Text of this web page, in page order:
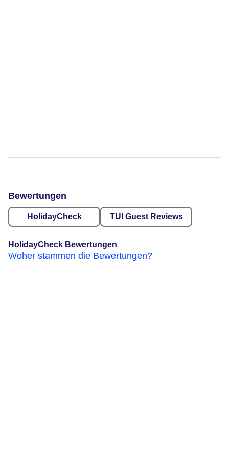
Bewertungen
HolidayCheck TUI Guest Reviews
HolidayCheck Bewertungen
Woher stammen die Bewertungen?